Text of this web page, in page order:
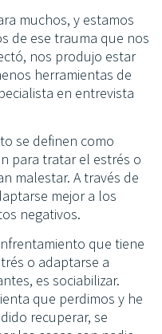
muchos, y estamos
de ese trauma que nos
nos produjo estar
herramientas de
en entrevista
se definen como
para tratar el estrés o
malestar. A través de
mejor a los
negativos.
que tiene
o adaptarse a
es sociabilizar.
que perdimos y he
recuperar, se